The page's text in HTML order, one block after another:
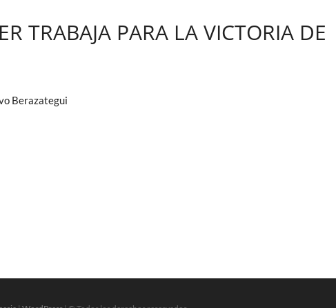
TRABAJA PARA LA VICTORIA DE
Berazategui